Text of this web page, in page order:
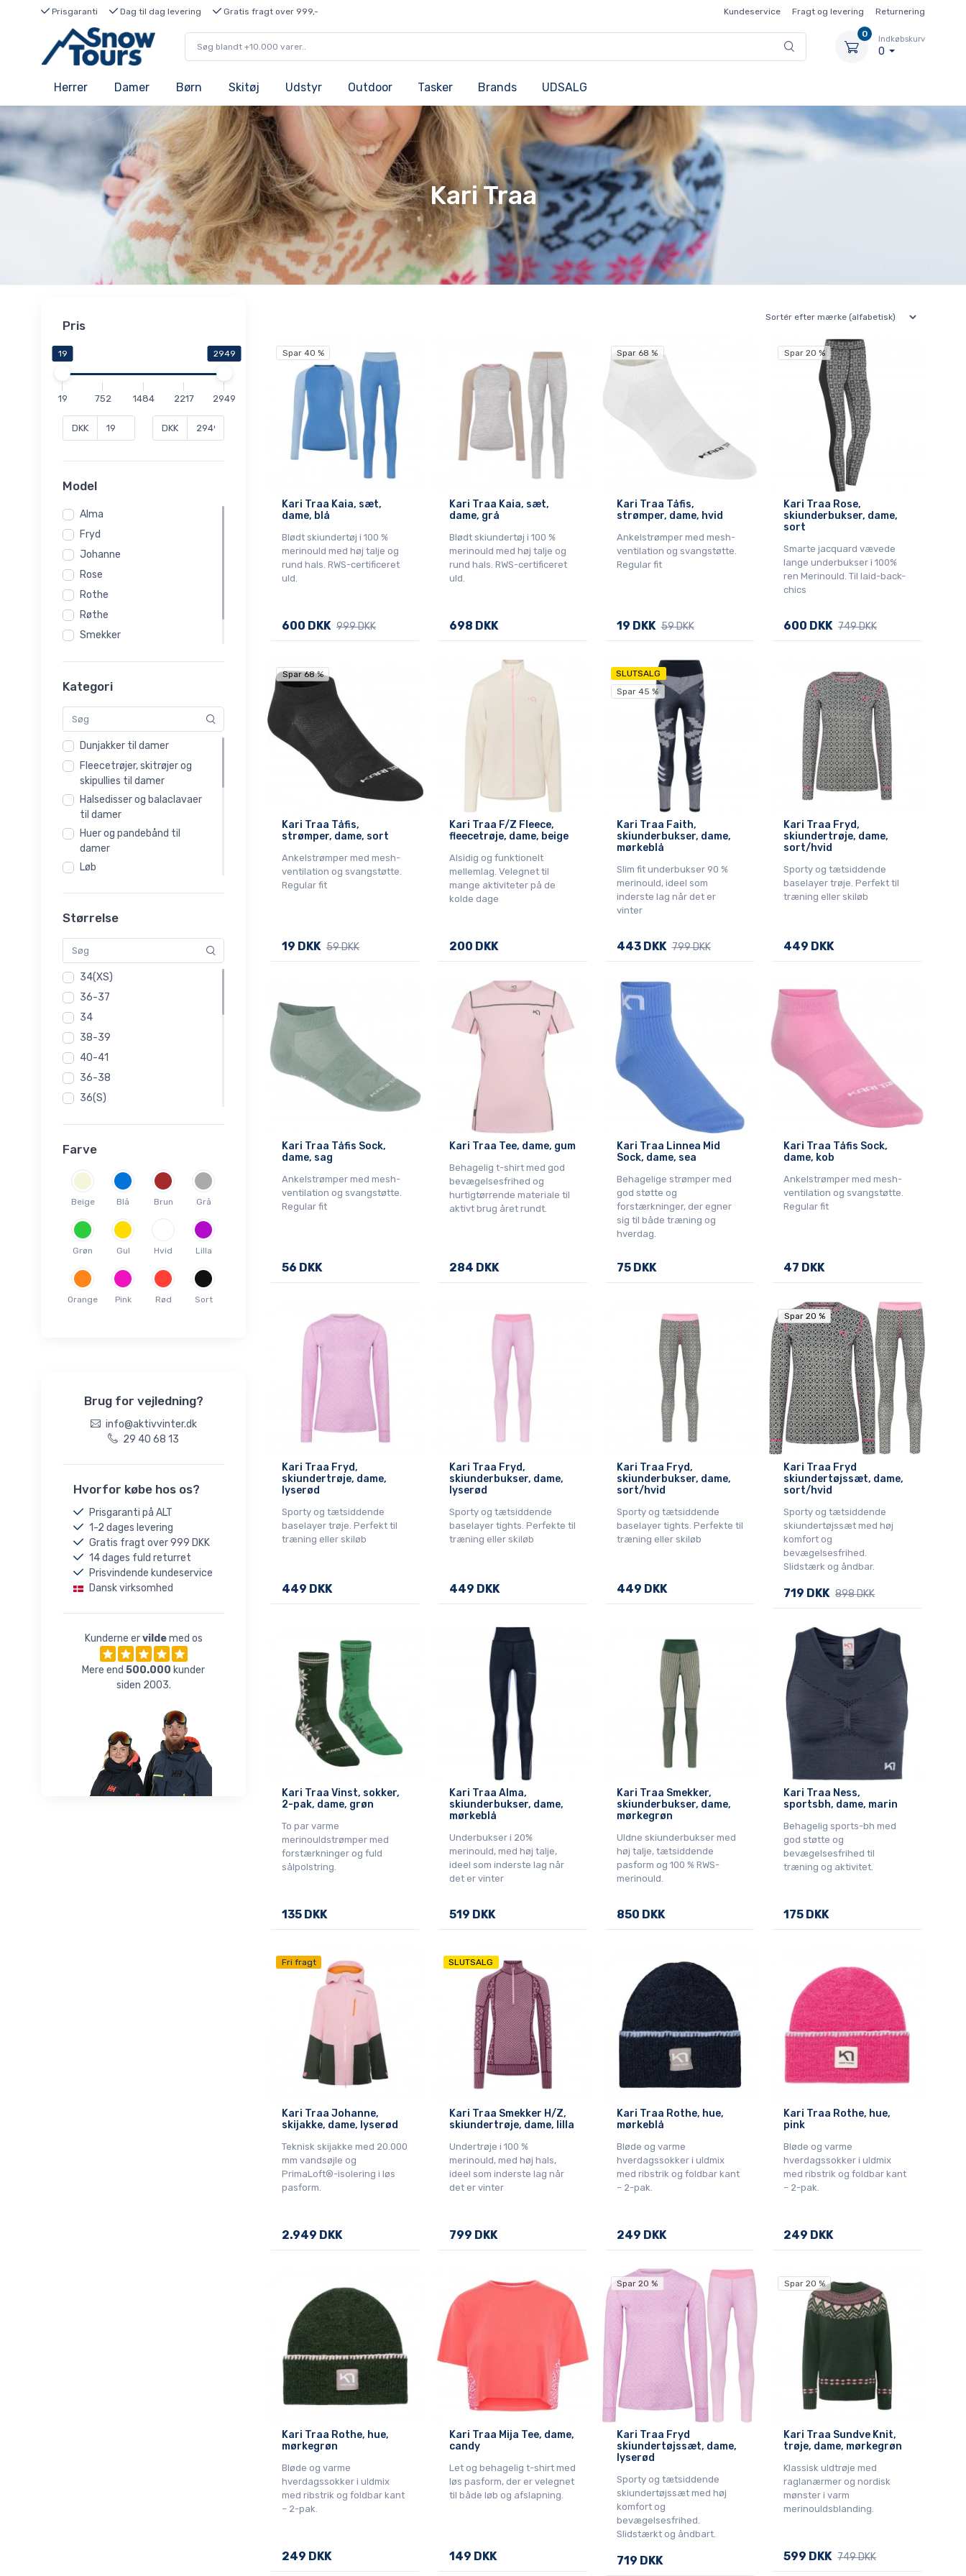
Prisgaranti Dag til dag levering Gratis fragt over 999,- Kundeservice Fragt og levering Returnering
0
Indkøbskurv
0
Herrer Damer Børn Skitøj Udstyr Outdoor Tasker Brands UDSALG
Kari Traa
Pris
19 2949
19 752 1484 2217 2949
DKK DKK
Model
Alma
Fryd
Johanne
Rose
Rothe
Røthe
Smekker
Kategori
Dunjakker til damer
Fleecetrøjer, skitrøjer og
skipullies til damer
Halsedisser og balaclavaer
til damer
Huer og pandebånd til
damer
Løb
dame
Shorts og nederdele
Skibukser til damer
Skijakker til damer
Skisokker til damer
Skiundertøj til damer
Softshell jakker til damer
T-shirts og poloer
Vandrestrømper
Vinterjakker og parkajakker
Størrelse
34(XS)
36-37
34
38-39
40-41
36-38
36(S)
44(XXL)
35-38
39-41
39-42
40 (L)
42
Farve
Beige Blå Brun Grå
Grøn Gul Hvid Lilla
Orange Pink Rød Sort
Brug for vejledning?
info@aktivvinter.dk
29 40 68 13
Hvorfor købe hos os?
Prisgaranti på ALT
1-2 dages levering
Gratis fragt over 999 DKK
14 dages fuld returret
Prisvindende kundeservice
Dansk virksomhed
Kunderne ervildemed os
Mere end 500.000 kunder
siden 2003.
Spar 40 %
Kari Traa Kaia, sæt,
dame, blå
Blødt skiundertøj i 100 %
merinould med høj talje og
rund hals. RWS-certificeret
uld.
600 DKK 999 DKK
Kari Traa Kaia, sæt,
dame, grå
Blødt skiundertøj i 100 %
merinould med høj talje og
rund hals. RWS-certificeret
uld.
698 DKK
Spar 68 %
Kari Traa Tåfis,
strømper, dame, hvid
Ankelstrømper med mesh-
ventilation og svangstøtte.
Regular fit
19 DKK 59 DKK
Spar 20 %
Kari Traa Rose,
skiunderbukser, dame,
sort
Smarte jacquard vævede
lange underbukser i 100%
ren Merinould. Til laid-back-
chics
600 DKK 749 DKK
Spar 68 %
Kari Traa Tåfis,
strømper, dame, sort
Ankelstrømper med mesh-
ventilation og svangstøtte.
Regular fit
19 DKK 59 DKK
Kari Traa F/Z Fleece,
fleecetrøje, dame, beige
Alsidig og funktionelt
mellemlag. Velegnet til
mange aktiviteter på de
kolde dage
200 DKK
SLUTSALG
Spar 45 %
Kari Traa Faith,
skiunderbukser, dame,
mørkeblå
Slim fit underbukser 90 %
merinould, ideel som
inderste lag når det er
vinter
443 DKK 799 DKK
Kari Traa Fryd,
skiundertrøje, dame,
sort/hvid
Sporty og tætsiddende
baselayer trøje. Perfekt til
træning eller skiløb
449 DKK
Kari Traa Tåfis Sock,
dame, sag
Ankelstrømper med mesh-
ventilation og svangstøtte.
Regular fit
56 DKK
Kari Traa Tee, dame, gum
Behagelig t-shirt med god
bevægelsesfrihed og
hurtigtørrende materiale til
aktivt brug året rundt.
284 DKK
Kari Traa Linnea Mid
Sock, dame, sea
Behagelige strømper med
god støtte og
forstærkninger, der egner
sig til både træning og
hverdag.
75 DKK
Kari Traa Tåfis Sock,
dame, kob
Ankelstrømper med mesh-
ventilation og svangstøtte.
Regular fit
47 DKK
Kari Traa Fryd,
skiundertrøje, dame,
lyserød
Sporty og tætsiddende
baselayer trøje. Perfekt til
træning eller skiløb
449 DKK
Kari Traa Fryd,
skiunderbukser, dame,
lyserød
Sporty og tætsiddende
baselayer tights. Perfekte til
træning eller skiløb
449 DKK
Kari Traa Fryd,
skiunderbukser, dame,
sort/hvid
Sporty og tætsiddende
baselayer tights. Perfekte til
træning eller skiløb
449 DKK
Spar 20 %
Spar 20 %
Kari Traa Fryd
skiundertøjssæt, dame,
sort/hvid
Sporty og tætsiddende
skiundertøjssæt med høj
komfort og
bevægelsesfrihed.
Slidstærk og åndbar.
719 DKK 898 DKK
Kari Traa Vinst, sokker,
2-pak, dame, grøn
To par varme
merinouldstrømper med
forstærkninger og fuld
sålpolstring.
135 DKK
Kari Traa Alma,
skiunderbukser, dame,
mørkeblå
Underbukser i 20%
merinould, med høj talje,
ideel som inderste lag når
det er vinter
519 DKK
Kari Traa Smekker,
skiunderbukser, dame,
mørkegrøn
Uldne skiunderbukser med
høj talje, tætsiddende
pasform og 100 % RWS-
merinould.
850 DKK
Kari Traa Ness,
sportsbh, dame, marin
Behagelig sports-bh med
god støtte og
bevægelsesfrihed til
træning og aktivitet.
175 DKK
Fri fragt
Kari Traa Johanne,
skijakke, dame, lyserød
Teknisk skijakke med 20.000
mm vandsøjle og
PrimaLoft®-isolering i løs
pasform.
2.949 DKK
SLUTSALG
Kari Traa Smekker H/Z,
skiundertrøje, dame, lilla
Undertrøje i 100 %
merinould, med høj hals,
ideel som inderste lag når
det er vinter
799 DKK
Kari Traa Rothe, hue,
mørkeblå
Bløde og varme
hverdagssokker i uldmix
med ribstrik og foldbar kant
– 2-pak.
249 DKK
Kari Traa Rothe, hue,
pink
Bløde og varme
hverdagssokker i uldmix
med ribstrik og foldbar kant
– 2-pak.
249 DKK
Kari Traa Rothe, hue,
mørkegrøn
Bløde og varme
hverdagssokker i uldmix
med ribstrik og foldbar kant
– 2-pak.
249 DKK
Kari Traa Mija Tee, dame,
candy
Let og behagelig t-shirt med
løs pasform, der er velegnet
til både løb og afslapning.
149 DKK
Spar 20 %
Kari Traa Fryd
skiundertøjssæt, dame,
lyserød
Sporty og tætsiddende
skiundertøjssæt med høj
komfort og
bevægelsesfrihed.
Slidstærkt og åndbart.
719 DKK
Spar 20 %
Kari Traa Sundve Knit,
trøje, dame, mørkegrøn
Klassisk uldtrøje med
raglanærmer og nordisk
mønster i varm
merinouldsblanding.
599 DKK 749 DKK